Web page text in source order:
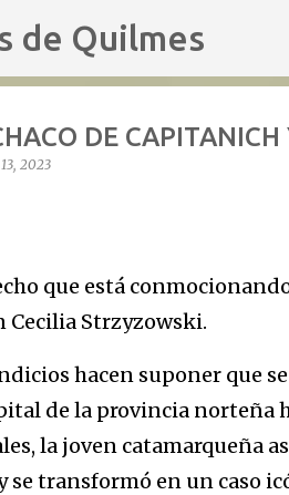
de Quilmes
DE
2023
que está
Cecilia Strzyzowski.
hacen suponer que
de la provincia norteña
la joven catamarqueña
se transformó en un caso